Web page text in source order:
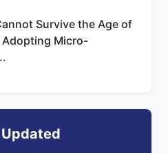
Survive the Age of
Micro-